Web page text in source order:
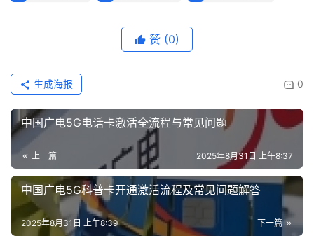
赞 (0)
0
生成海报
中国广电5G电话卡激活全流程与常见问题
上一篇 2025年8月31日 上午8:37
中国广电5G科普卡开通激活流程及常见问题解答
下一篇
2025年8月31日 上午8:39